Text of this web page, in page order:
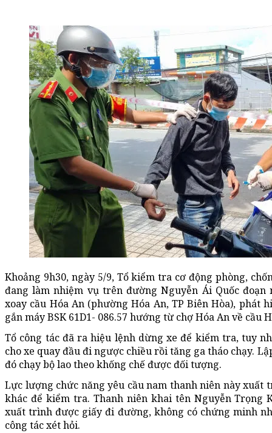
Khoảng 9h30, ngày 5/9, Tổ kiểm tra cơ động phòng,
đang làm nhiệm vụ trên đường Nguyễn Ái Quốc
xoay cầu Hóa An (phường Hóa An, TP Biên Hòa), phát
gắn máy BSK 61D1- 086.57 hướng từ chợ Hóa An về cầu
Tổ công tác đã ra hiệu lệnh dừng xe để kiểm tra, tuy
cho xe quay đầu đi ngược chiều rồi tăng ga tháo chạy.
đó chạy bộ lao theo khống chế được đối tượng.
Lực lượng chức năng yêu cầu nam thanh niên này
khác để kiểm tra. Thanh niên khai tên Nguyễn Trọng
xuất trình được giấy đi đường, không có chứng minh
công tác xét hỏi.